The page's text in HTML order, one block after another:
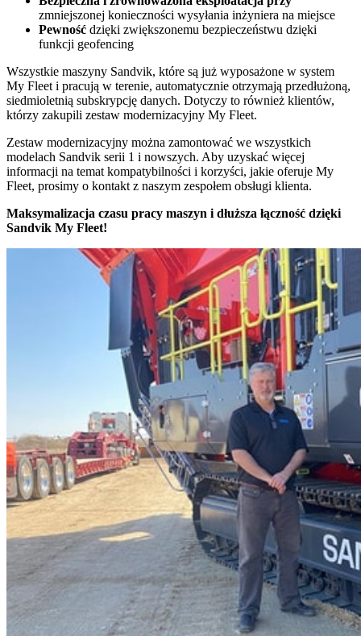
zmniejszonej konieczności wysyłania inżyniera na miejsce
Pewność dzięki zwiększonemu bezpieczeństwu dzięki
funkcji geofencing
Wszystkie maszyny Sandvik, które są już wyposażone w system
My Fleet i pracują w terenie, automatycznie otrzymają przedłużoną,
siedmioletnią subskrypcję danych. Dotyczy to również klientów,
którzy zakupili zestaw modernizacyjny My Fleet.
Zestaw modernizacyjny można zamontować we wszystkich
modelach Sandvik serii 1 i nowszych. Aby uzyskać więcej
informacji na temat kompatybilności i korzyści, jakie oferuje My
Fleet, prosimy o kontakt z naszym zespołem obsługi klienta.
Maksymalizacja czasu pracy maszyn i dłuższa łączność dzięki
Sandvik My Fleet!